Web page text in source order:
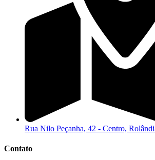
Rua Nilo Peçanha, 42 - Centro,
Contato